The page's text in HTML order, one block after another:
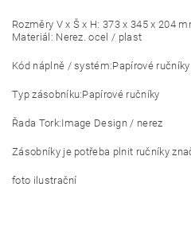
Rozměry V x Š x H: 373 x 345 x 204
Materiál: Nerez. ocel / plast
Kód náplně / systém:Papírové ručníky
Typ zásobníku:Papírové ručníky
Řada Tork:Image Design / nerez
Zásobníky je potřeba plnit ručníky
foto ilustrační